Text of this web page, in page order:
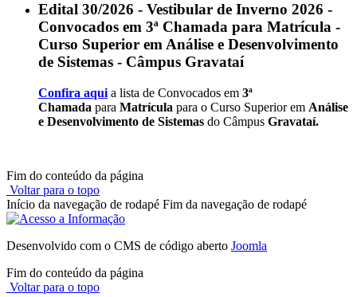
Edital 30/2026 - Vestibular de Inverno 2026 -
Convocados em 3ª Chamada para Matrícula -
Curso Superior em Análise e Desenvolvimento
de Sistemas - Câmpus Gravataí
Confira aqui a lista de Convocados em 3ª
Chamada para Matrícula para o Curso Superior em Análise
e Desenvolvimento de Sistemas do Câmpus Gravataí.
Fim do conteúdo da página
Voltar para o topo
Início da navegação de rodapé Fim da navegação de rodapé
Desenvolvido com o CMS de código aberto Joomla
Fim do conteúdo da página
Voltar para o topo